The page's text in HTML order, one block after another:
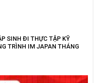
SINH ĐI THỰC TẬP KỸ
TRÌNH IM JAPAN THÁNG